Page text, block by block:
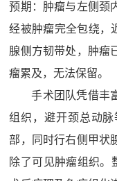
预期：肿瘤与左侧颈
经被肿瘤完全包绕，
腺侧方韧带处，肿瘤
瘤累及，无法保留。
手术团队凭借丰
组织，避开颈总动
部，同时行右侧甲状
除了可见肿瘤组织。